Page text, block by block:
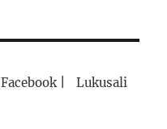
Facebook| Lukusali